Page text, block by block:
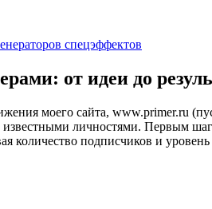
от идеи до
моего сайта, www.primer.ru
личностями. Первым
количество подписчиков и